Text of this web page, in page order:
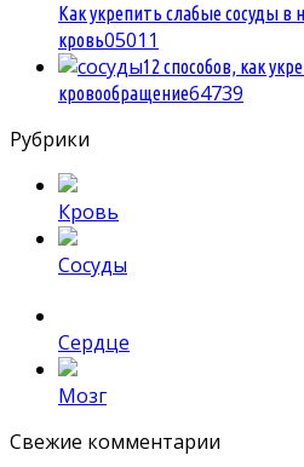
Как укрепить слабые сосуды в
кровь05011
12 способов, как
кровообращение64739
Рубрики
Кровь
Сосуды
Сердце
Мозг
Свежие комментарии